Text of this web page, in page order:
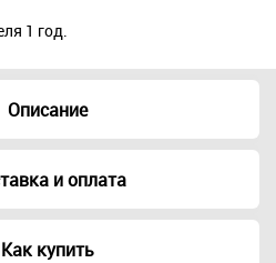
1 год.
Описание
и оплата
Как купить